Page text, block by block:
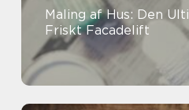
Maling af Hus: Den
Friskt Facadelift